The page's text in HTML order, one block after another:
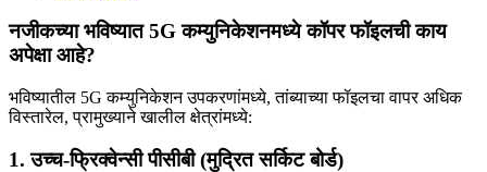
नजीकच्या भविष्यात 5G कम्युनिकेशनमध्ये कॉपर फॉइलची काय
अपेक्षा आहे?
भविष्यातील 5G ​​कम्युनिकेशन उपकरणांमध्ये, तांब्याच्या फॉइलचा वापर अधिक
विस्तारेल, प्रामुख्याने खालील क्षेत्रांमध्ये:
1.उच्च-फ्रिक्वेन्सी पीसीबी (मुद्रित सर्किट बोर्ड)